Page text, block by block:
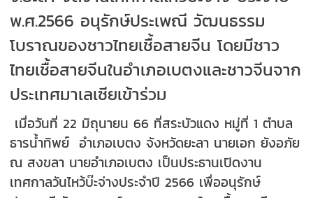
พ.ศ.2566 อนุรักษ์ประเพณี วัฒนธรรม
โบราณของชาวไทยเชื้อสายจีน โดยมีชาว
ไทยเชื้อสายจีนในอำเภอเบตงและชาวจีนจาก
ประเทศมาเลเซียเข้าร่วม
เมื่อวันที่ 22 มิถุนายน 66 ที่สระบัวแดง หมู่ที่ 1 ตำบล
ธารน้ำทิพย์ อำเภอเบตง จังหวัดยะลา นายเอก ยังอภัย
ณ สงขลา นายอำเภอเบตง เป็นประธานเปิดงาน
เทศกาลวันไหว้บ๊ะจ่างประจำปี 2566 เพื่ออนุรักษ์